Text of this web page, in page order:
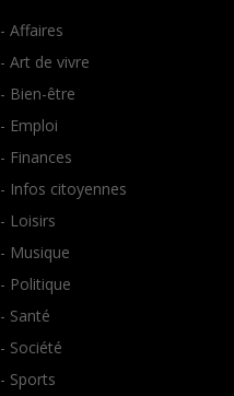
- Affaires
- Art de vivre
- Bien-être
- Emploi
- Finances
- Infos citoyennes
- Loisirs
- Musique
- Politique
- Santé
- Société
- Sports